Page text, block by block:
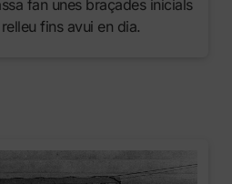
fan unes braçades inicials
fins avui en dia.